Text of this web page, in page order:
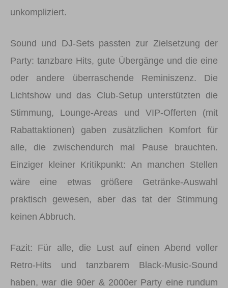
unkompliziert.
Sound und DJ-Sets passten zur Zielsetzung der
Party: tanzbare Hits, gute Übergänge und die eine
oder andere überraschende Reminiszenz. Die
Lichtshow und das Club-Setup unterstützten die
Stimmung, Lounge-Areas und VIP-Offerten (mit
Rabattaktionen) gaben zusätzlichen Komfort für
alle, die zwischendurch mal Pause brauchten.
Einziger kleiner Kritikpunkt: An manchen Stellen
wäre eine etwas größere Getränke-Auswahl
praktisch gewesen, aber das tat der Stimmung
keinen Abbruch.
Fazit: Für alle, die Lust auf einen Abend voller
Retro-Hits und tanzbarem Black-Music-Sound
haben, war die 90er & 2000er Party eine rundum